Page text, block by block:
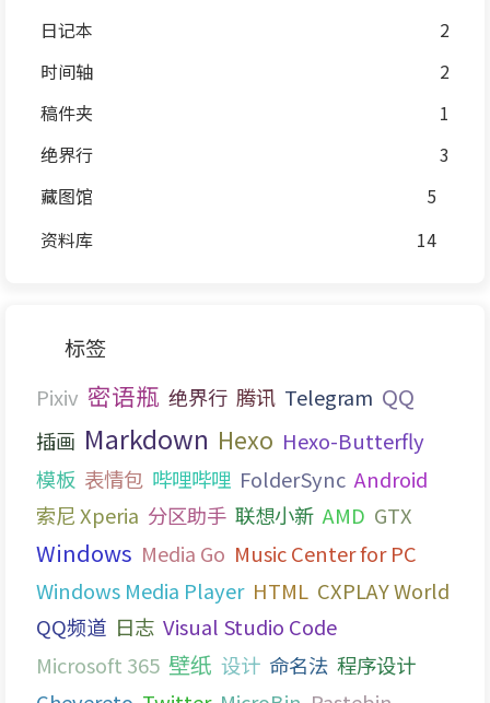
日记本
2
时间轴
2
稿件夹
1
绝界行
3
藏图馆
5
资料库
14
标签
Pixiv 密语瓶 绝界行 腾讯 Telegram QQ
插画 Markdown Hexo Hexo-Butterfly
模板 表情包 哔哩哔哩 FolderSync Android
索尼 Xperia 分区助手 联想小新 AMD GTX
Windows Media Go Music Center for PC
Windows Media Player HTML CXPLAY World
QQ频道 日志 Visual Studio Code
Microsoft 365 壁纸 设计 命名法 程序设计